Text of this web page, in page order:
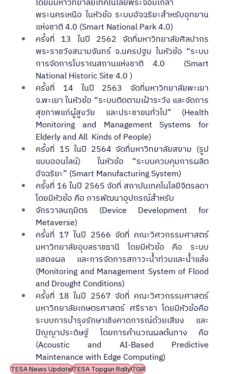
โดยมีมหาวิทยาลัยเทคโนโลยีพระจอมเกล้า
พระนครเหนือ ในหัวข้อ ระบบอัจฉริยะสำหรับอุทยาน
แห่งชาติ 4.0 (Smart National Park 4.0)
ครั้งที่ 13 ในปี 2562 จัดที่มหาวิทยาลัยศิลปากร
พระราชวังสนามจันทร์ จ.นครปฐม ในหัวข้อ “ระบบ
การจัดการโบราณสถานแห่งชาติ 4.0  (Smart
National Historic Site 4.0 )
ครั้งที่ 14 ในปี 2563 จัดที่มหาวิทยาลัยพะเยา
จ.พะเยา ในหัวข้อ “ระบบติดตามเฝ้าระวัง และจัดการ
สุขภาพแก่ผู้สูงวัย และประชาขนทั่วไป” (Health
Monitoring and Management Systems for
Elderly and All  Kinds of People)
ครั้งที่ 15 ในปี 2564 จัดที่มหาวิทยาลัยสยาม (รูป
แบบออนไลน์)  ในหัวข้อ “ระบบควบคุมการผลิต
อัจฉริยะ” (Smart Manufacturing System)
ครั้งที่ 16 ในปี 2565 จัดที่ สถาบันเทคโนโลยีจิตรลดา
โดยมีหัวข้อ คือ การพัฒนาอุปกรณ์สําหรับ
จักรวาลนฤมิตร (Device Development for
Metaverse)
ครั้งที่ 17 ในปี 2566 จัดที่ คณะวิศวกรรมศาสตร์
มหาวิทยาลัยอุบลราชธานี โดยมีหัวข้อ คือ ระบบ
แสดงผล และการจัดการสภาวะน้ำท่วมและน้ำแล้ง
(Monitoring and Management System of Flood
and Drought Conditions)
ครั้งที่ 18 ในปี 2567 จัดที่ คณะวิศวกรรมศาสตร์
มหาวิทยาลัยเกษตรศาสตร์ ศรีราชา โดยมีหัวข้อคือ
ระบบการบํารุงรักษาเชิงคาดการณ์ด้วยเสียง และ
ปัญญาประดิษฐ์ โดยการคํานวณผลต้นทาง คือ
(Acoustic and AI-Based Predictive
Maintenance with Edge Computing)
TESA News UpdateTESA Topgun RallyTGR